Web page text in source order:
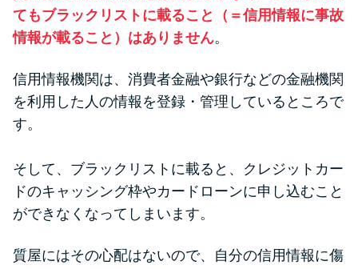
てもブラックリストに載ること（＝信用情報に事故
情報が載ること）はありません。
信用情報機関は、消費者金融や銀行などの金融機関
を利用した人の情報を登録・管理しているところで
す。
そして、ブラックリストに載ると、クレジットカー
ドのキャッシング枠やカードローンに申し込むこと
ができなくなってしまいます。
質屋にはその心配はないので、自分の信用情報に傷